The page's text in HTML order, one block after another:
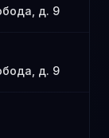
д. 9
д. 9